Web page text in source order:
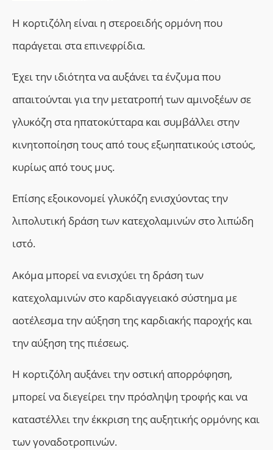
Η κορτιζόλη είναι η στεροειδής ορμόνη που
παράγεται στα επινεφρίδια.
Έχει την ιδιότητα να αυξάνει τα ένζυμα που
απαιτούνται για την μετατροπή των αμινοξέων σε
γλυκόζη στα ηπατοκύτταρα και συμβάλλει στην
κινητοποίηση τους από τους εξωηπατικούς ιστούς,
κυρίως από τους μυς.
Επίσης εξοικονομεί γλυκόζη ενισχύοντας την
λιπολυτική δράση των κατεχολαμινών στο λιπώδη
ιστό.
Ακόμα μπορεί να ενισχύει τη δράση των
κατεχολαμινών στο καρδιαγγειακό σύστημα με
αοτέλεσμα την αύξηση της καρδιακής παροχής και
την αύξηση της πιέσεως.
Η κορτιζόλη αυξάνει την οστική απορρόφηση,
μπορεί να διεγείρει την πρόσληψη τροφής και να
καταστέλλει την έκκριση της αυξητικής ορμόνης και
των γοναδοτροπινών.